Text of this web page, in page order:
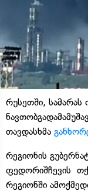
რუსეთში, სამარას
თავდასხმა
რეგიონის
ფედორიშჩევის
რეგიონში